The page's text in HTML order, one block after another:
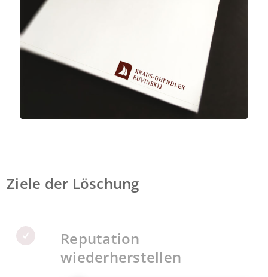
Ziele der Löschung
Reputation
wiederherstellen